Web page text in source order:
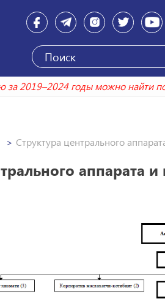
за 2019–2024 годы можно
Структура центрального
аппарата